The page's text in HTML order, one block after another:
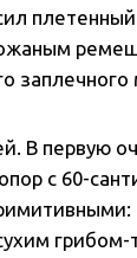
В первую
с 60-
грибом-